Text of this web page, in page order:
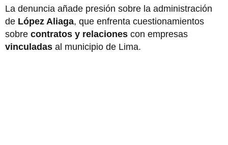
La denuncia añade presión sobre la administración
de López Aliaga, que enfrenta cuestionamientos
sobre contratos y relaciones con empresas
vinculadas al municipio de Lima.